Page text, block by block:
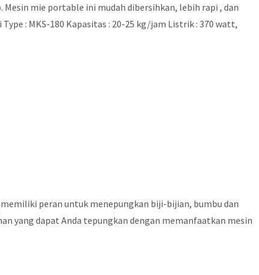
Mesin mie portable ini mudah dibersihkan, lebih rapi , dan
: MKS-180 Kapasitas : 20-25 kg/jam Listrik : 370 watt,
peran untuk menepungkan biji-bijian, bumbu dan
yang dapat Anda tepungkan dengan memanfaatkan mesin